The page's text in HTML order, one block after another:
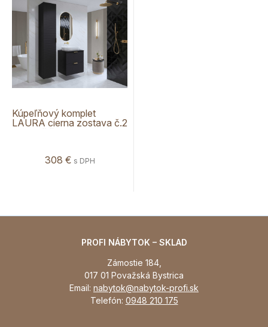
Kúpeľňový komplet
LAURA cierna zostava č.2
308 € s DPH
PROFI NÁBYTOK – SKLAD
Zámostie 184,
017 01 Považská Bystrica
Email: nabytok@nabytok-profi.sk
Telefón: 0948 210 175